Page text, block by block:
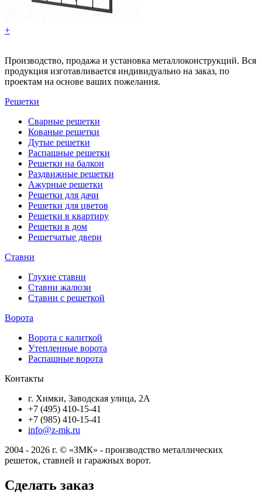
+
Производство, продажа и установка металлоконструкций. Вся
продукция изготавливается индивидуально на заказ, по
проектам на основе ваших пожелания.
Решетки
Сварные решетки
Кованые решетки
Дутые решетки
Распашные решетки
Решетки на балкон
Раздвижные решетки
Ажурные решетки
Решетки для дачи
Решетки для цветов
Решетки в квартиру
Решетки в дом
Решетчатые двери
Ставни
Глухие ставни
Ставни жалюзи
Ставни с решеткой
Ворота
Ворота с калиткой
Утепленные ворота
Распашные ворота
Контакты
г. Химки, Заводская улица, 2А
+7 (495) 410-15-41
+7 (985) 410-15-41
info@z-mk.ru
2004 - 2026 г. © «ЗМК» - производство металлических
решеток, ставней и гаражных ворот.
Сделать заказ